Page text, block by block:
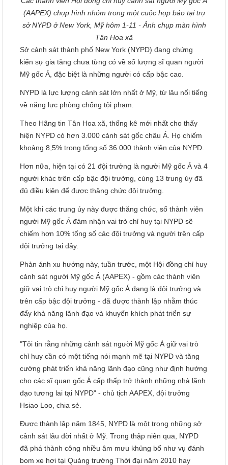
(AAPEX) chụp hình nhóm trong một cuộc họp báo tại trụ
sở NYPD ở New York, Mỹ hôm 1-11 - Ảnh chụp màn hình
Tân Hoa xã
Sở cảnh sát thành phố New York (NYPD) đang chứng
kiến sự gia tăng chưa từng có về số lượng sĩ quan người
Mỹ gốc Á, đặc biệt là những người có cấp bậc cao.
NYPD là lực lượng cảnh sát lớn nhất ở Mỹ, từ lâu nổi tiếng
về năng lực phòng chống tội phạm.
Theo Hãng tin Tân Hoa xã, thống kê mới nhất cho thấy
hiện NYPD có hơn 3.000 cảnh sát gốc châu Á. Họ chiếm
khoảng 8,5% trong tổng số 36.000 thành viên của NYPD.
Hơn nữa, hiện tại có 21 đội trưởng là người Mỹ gốc Á và 4
người khác trên cấp bậc đội trưởng, cùng 13 trung úy đã
đủ điều kiện để được thăng chức đội trưởng.
Một khi các trung úy này được thăng chức, số thành viên
người Mỹ gốc Á đảm nhận vai trò chỉ huy tại NYPD sẽ
chiếm hơn 10% tổng số các đội trưởng và người trên cấp
đội trưởng tại đây.
Phản ánh xu hướng này, tuần trước, một Hội đồng chỉ huy
cảnh sát người Mỹ gốc Á (AAPEX) - gồm các thành viên
giữ vai trò chỉ huy người Mỹ gốc Á đang là đội trưởng và
trên cấp bậc đội trưởng - đã được thành lập nhằm thúc
đẩy khả năng lãnh đạo và khuyến khích phát triển sự
nghiệp của họ.
"Tôi tin rằng những cảnh sát người Mỹ gốc Á giữ vai trò
chỉ huy cần có một tiếng nói mạnh mẽ tại NYPD và tăng
cường phát triển khả năng lãnh đạo cũng như định hướng
cho các sĩ quan gốc Á cấp thấp trở thành những nhà lãnh
đạo tương lai tại NYPD" - chủ tịch AAPEX, đội trưởng
Hsiao Loo, chia sẻ.
Được thành lập năm 1845, NYPD là một trong những sở
cảnh sát lâu đời nhất ở Mỹ. Trong thập niên qua, NYPD
đã phá thành công nhiều âm mưu khủng bố như vụ đánh
bom xe hơi tại Quảng trường Thời đại năm 2010 hay